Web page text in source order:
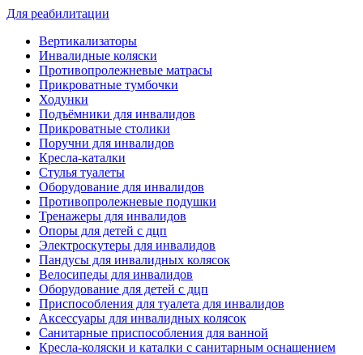
Для реабилитации
Вертикализаторы
Инвалидные коляски
Противопролежневые матрасы
Прикроватные тумбочки
Ходунки
Подъёмники для инвалидов
Прикроватные столики
Поручни для инвалидов
Кресла-каталки
Стулья туалеты
Оборудование для инвалидов
Противопролежневые подушки
Тренажеры для инвалидов
Опоры для детей с дцп
Электроскутеры для инвалидов
Пандусы для инвалидных колясок
Велосипеды для инвалидов
Оборудование для детей с дцп
Приспособления для туалета для инвалидов
Аксессуары для инвалидных колясок
Санитарные приспособления для ванной
Кресла-коляски и каталки с санитарным оснащением